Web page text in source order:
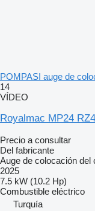
POMPASI auge de
14
VÍDEO
Royalmac MP24
Precio a consultar
Del fabricante
Auge de colocación del
2025
7.5 kW (10.2 Hp)
Combustible eléctrico
Turquía